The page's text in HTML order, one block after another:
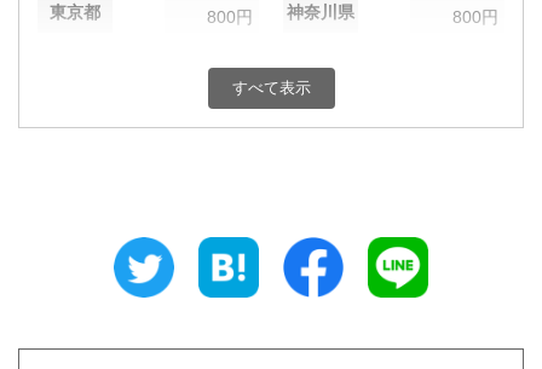
東京都 800円 神奈川県 800円
800円 富山県
800円 三重県
すべて表示